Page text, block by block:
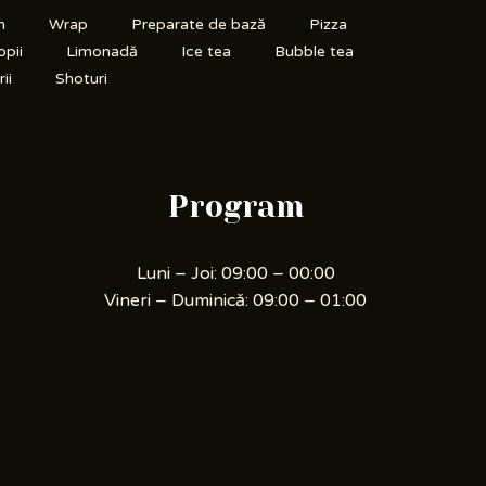
Wrap Preparate de bază
Pizza
Limonadă Ice tea
Bubble tea
Shoturi
Program
Luni – Joi: 09:00 – 00:00
Vineri – Duminică: 09:00 – 01:00